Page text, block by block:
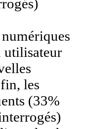
utilisateur
les
(33%